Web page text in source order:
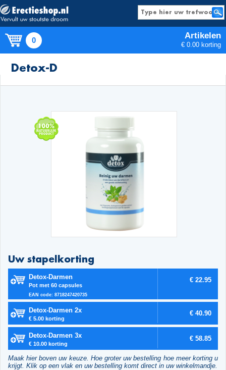
0 Artikelen
€ 0.00 korting
Detox-D
Uw stapelkorting
Detox-Darmen
Pot met 60 capsules
EAN code: 8718247420735
€ 22.95
Detox-Darmen 2x
€ 5.00 korting
€ 40.90
Detox-Darmen 3x
€ 10.00 korting
€ 58.85
Maak hier boven uw keuze. Hoe groter uw bestelling hoe meer korting u
krijgt. Klik op een vlak en uw bestelling komt direct in uw winkelmandje.